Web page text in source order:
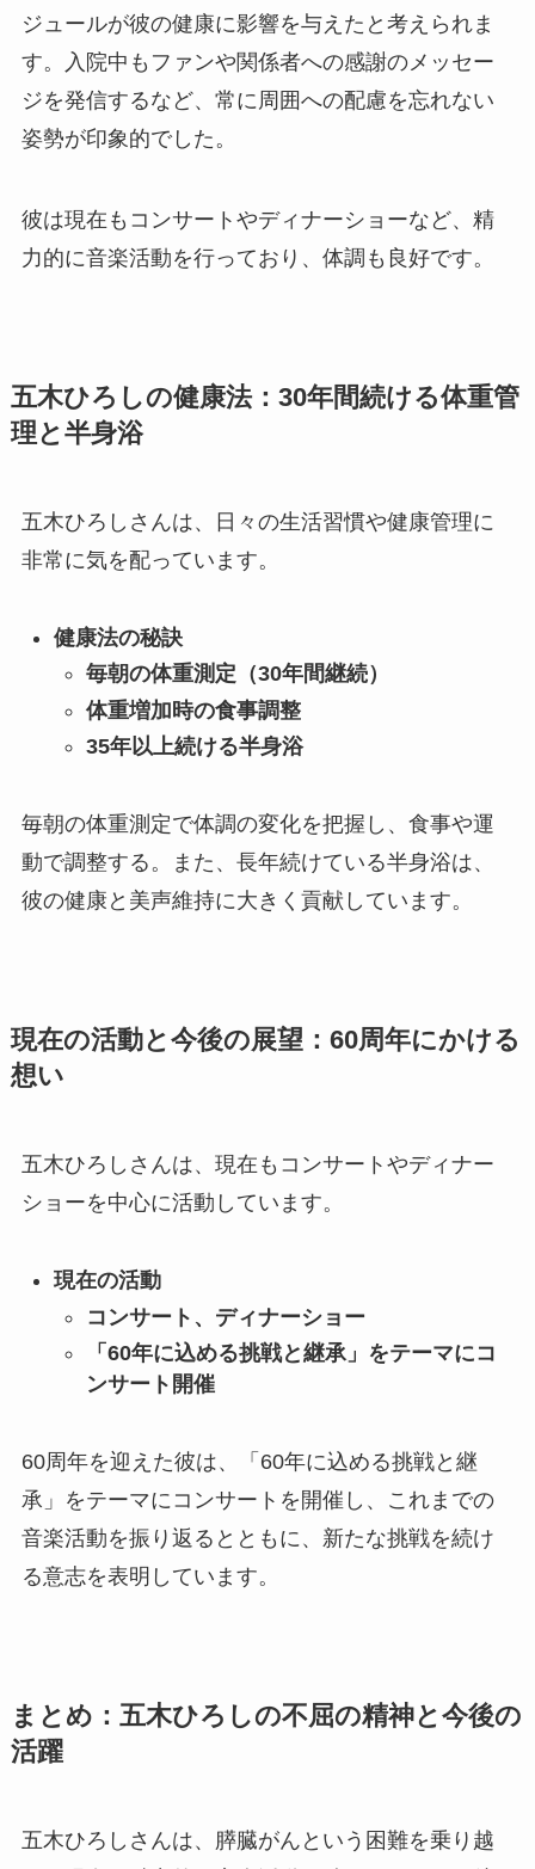
ジュールが彼の健康に影響を与えたと考えられま
す。入院中もファンや関係者への感謝のメッセー
ジを発信するなど、常に周囲への配慮を忘れない
姿勢が印象的でした。
彼は現在もコンサートやディナーショーなど、精
力的に音楽活動を行っており、体調も良好です。
五木ひろしの健康法：30年間続ける体重管
理と半身浴
五木ひろしさんは、日々の生活習慣や健康管理に
非常に気を配っています。
健康法の秘訣
毎朝の体重測定（30年間継続）
体重増加時の食事調整
35年以上続ける半身浴
毎朝の体重測定で体調の変化を把握し、食事や運
動で調整する。また、長年続けている半身浴は、
彼の健康と美声維持に大きく貢献しています。
現在の活動と今後の展望：60周年にかける
想い
五木ひろしさんは、現在もコンサートやディナー
ショーを中心に活動しています。
現在の活動
コンサート、ディナーショー
「60年に込める挑戦と継承」をテーマにコ
ンサート開催
60周年を迎えた彼は、「60年に込める挑戦と継
承」をテーマにコンサートを開催し、これまでの
音楽活動を振り返るとともに、新たな挑戦を続け
る意志を表明しています。
まとめ：五木ひろしの不屈の精神と今後の
活躍
五木ひろしさんは、膵臓がんという困難を乗り越